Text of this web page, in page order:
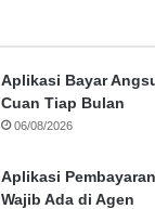
Aplikasi Bayar
Cuan Tiap Bulan
06/08/2026
Aplikasi
Wajib Ada di Agen